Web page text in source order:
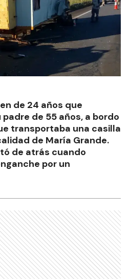
de 24 años que
de 55 años, a bordo
transportaba una casilla
de María Grande.
de atrás cuando
por un